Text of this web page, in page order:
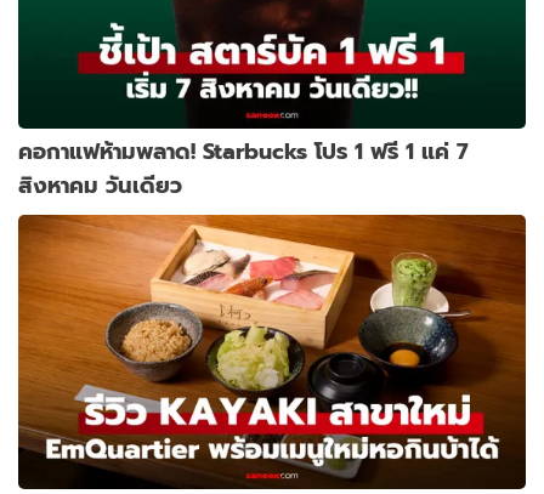
คอกาแฟห้ามพลาด! Starbucks โปร 1 ฟรี 1 แค่ 7
สิงหาคม วันเดียว